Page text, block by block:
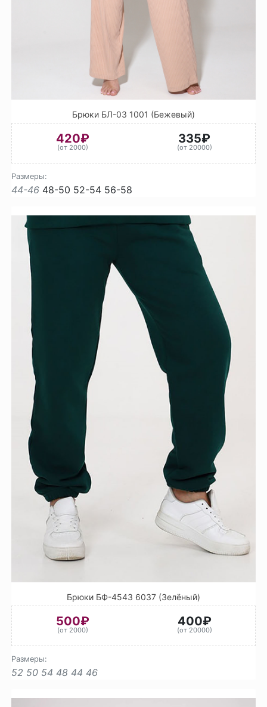
Брюки БЛ-03 1001 (Бежевый)
420₽
(от 2000)
335₽
(от 20000)
Размеры:
44-46 48-50 52-54 56-58
Брюки БФ-4543 6037 (Зелёный)
500₽
(от 2000)
400₽
(от 20000)
Размеры:
52 50 54 48 44 46